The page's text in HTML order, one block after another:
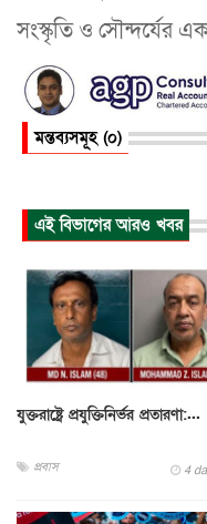
সংস্কৃতি ও সৌন্দর্যের
মন্তব্যসমূহ (০)
এই বিভাগের আরও খবর
যুক্তরাষ্ট্রে প্রযুক্তিনির্ভর প্রতারণা:...
প্রবাস 4